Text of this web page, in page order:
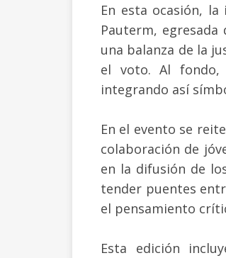
En esta ocasión,
Pauterm, egresada
una balanza de la
el voto. Al fondo,
integrando así
En el evento se
colaboración de
en la difusión de
tender puentes
el pensamiento
Esta edición